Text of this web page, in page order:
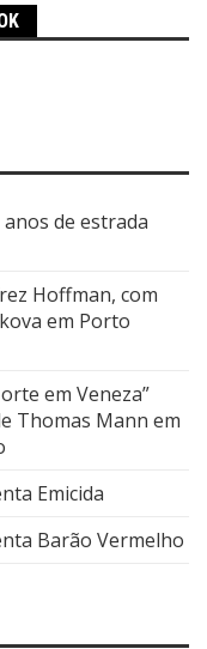
de estrada
Hoffman, com
em Porto
em Veneza”
Thomas Mann em
Emicida
Barão Vermelho